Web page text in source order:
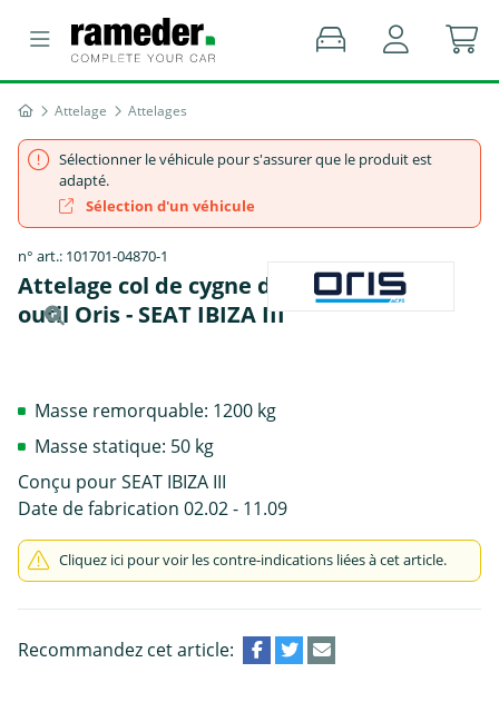
Attelage Attelages
Sélectionner le véhicule pour s'assurer que le produit est
adapté.
Sélection d'un véhicule
n° art.: 101701-04870-1
Attelage col de cygne démontable avec
outil Oris - SEAT IBIZA III
Masse remorquable: 1200 kg
Masse statique: 50 kg
Conçu pour SEAT IBIZA III
Date de fabrication 02.02 - 11.09
Cliquez ici pour voir les contre-indications liées à cet article.
Recommandez cet article: